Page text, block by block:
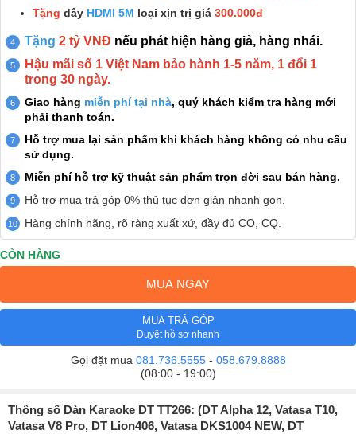
Tặng dây HDMI 5M loại xịn trị giá 300.000đ
Tặng 2 tỷ VNĐ nếu phát hiện hàng giả, hàng nhái.
Hậu mãi số 1 Việt Nam bảo hành 1-5 năm, 1 đổi 1
trong 30 ngày.
Giao hàng miễn phí tại nhà, quý khách kiểm tra hàng mới
phải thanh toán.
Hỗ trợ mua lại sản phẩm khi khách hàng không có nhu cầu
sử dụng.
Miễn phí hỗ trợ kỹ thuật sản phẩm trọn đời sau bán hàng.
Hỗ trợ mua trả góp 0% thủ tục đơn giản nhanh gọn.
Hàng chính hãng, rõ ràng xuất xứ, đầy đủ CO, CQ.
CÒN HÀNG
MUA NGAY
MUA TRẢ GÓP
Duyệt hồ sơ nhanh
Gọi đặt mua 081.736.5555- 058.679.8888
(08:00 - 19:00)
Thông số Dàn Karaoke DT TT266: (DT Alpha 12, Vatasa T10,
Vatasa V8 Pro, DT Lion406, Vatasa DKS1004 NEW, DT